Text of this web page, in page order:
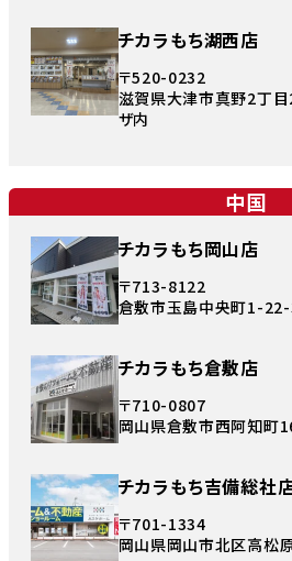
チカラもち湖西店
〒520-0232
滋賀県大津市真野2丁目
ザ内
中国
チカラもち岡山店
〒713-8122
倉敷市玉島中央町1-
チカラもち倉敷店
〒710-0807
岡山県倉敷市西阿知町
チカラもち吉備総社
〒701-1334
岡山県岡山市北区高松